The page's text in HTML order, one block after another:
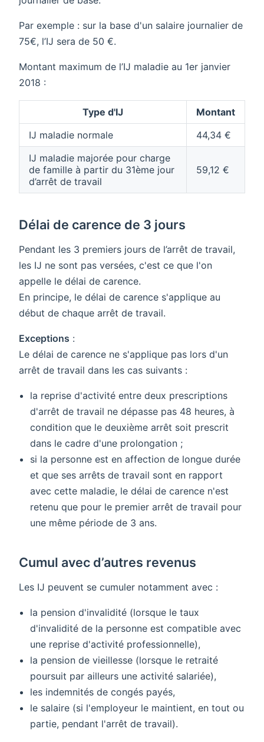
Par exemple : sur la base d'un salaire journalier de
75€, l’IJ sera de 50 €.
Montant maximum de l’IJ maladie au 1er janvier
2018 :
Type d'IJ
Montant
IJ maladie normale
44,34 €
IJ maladie majorée pour charge
de famille à partir du 31ème jour
d’arrêt de travail
59,12 €
Délai de carence de 3 jours
Pendant les 3 premiers jours de l’arrêt de travail,
les IJ ne sont pas versées, c'est ce que l'on
appelle le délai de carence.
En principe, le délai de carence s'applique au
début de chaque arrêt de travail.
Exceptions :
Le délai de carence ne s'applique pas lors d'un
arrêt de travail dans les cas suivants :
la reprise d'activité entre deux prescriptions
d'arrêt de travail ne dépasse pas 48 heures, à
condition que le deuxième arrêt soit prescrit
dans le cadre d'une prolongation ;
si la personne est en affection de longue durée
et que ses arrêts de travail sont en rapport
avec cette maladie, le délai de carence n'est
retenu que pour le premier arrêt de travail pour
une même période de 3 ans.
Cumul avec d’autres revenus
Les IJ peuvent se cumuler notamment avec :
la pension d'invalidité (lorsque le taux
d'invalidité de la personne est compatible avec
une reprise d'activité professionnelle),
la pension de vieillesse (lorsque le retraité
poursuit par ailleurs une activité salariée),
les indemnités de congés payés,
le salaire (si l'employeur le maintient, en tout ou
partie, pendant l'arrêt de travail).